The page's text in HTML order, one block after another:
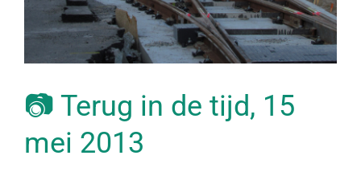
📷 Terug in de tijd, 15
mei 2013